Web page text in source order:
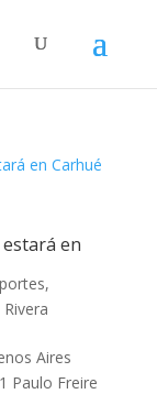
en
,
Rivera
Aires
Paulo Freire